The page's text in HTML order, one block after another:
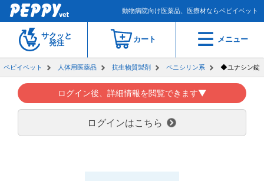
動物病院向け医薬品、医療材ならペピイベット
サクッと
発注
カート メニュー
ペピイベット 人体用医薬品 抗生物質製剤 ペニシリン系 ◆ユナシン錠
ログイン後、詳細情報を閲覧できます▼
ログインはこちら